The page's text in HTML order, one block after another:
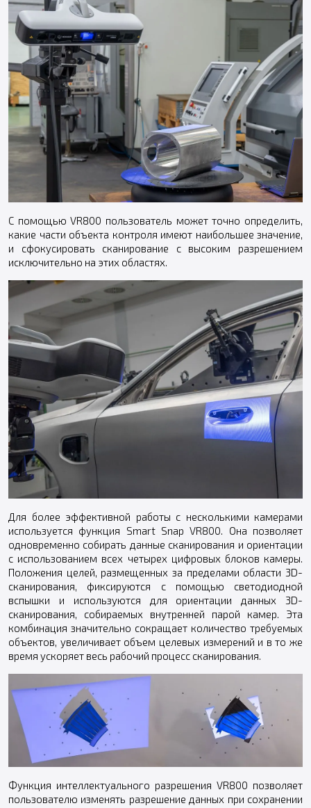
С помощью VR800 пользователь может точно определить,
какие части объекта контроля имеют наибольшее значение,
и сфокусировать сканирование с высоким разрешением
исключительно на этих областях.
Для более эффективной работы с несколькими камерами
используется функция Smart Snap VR800. Она позволяет
одновременно собирать данные сканирования и ориентации
с использованием всех четырех цифровых блоков камеры.
Положения целей, размещенных за пределами области 3D-
сканирования, фиксируются с помощью светодиодной
вспышки и используются для ориентации данных 3D-
сканирования, собираемых внутренней парой камер. Эта
комбинация значительно сокращает количество требуемых
объектов, увеличивает объем целевых измерений и в то же
время ускоряет весь рабочий процесс сканирования.
Функция интеллектуального разрешения VR800 позволяет
пользователю изменять разрешение данных при сохранении